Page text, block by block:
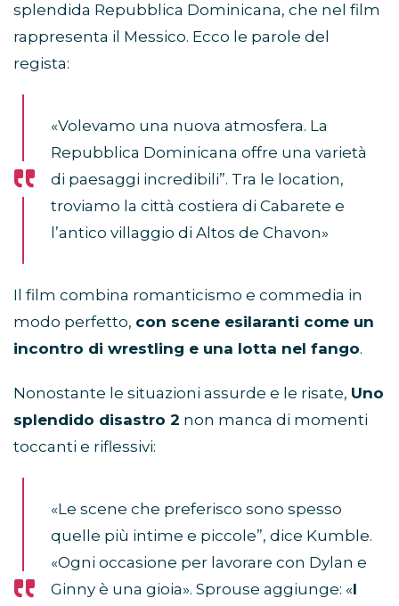
splendida Repubblica Dominicana, che nel film
rappresenta il Messico. Ecco le parole del
regista:
«Volevamo una nuova atmosfera. La
Repubblica Dominicana offre una varietà
di paesaggi incredibili”. Tra le location,
troviamo la città costiera di Cabarete e
l’antico villaggio di Altos de Chavon»
Il film combina romanticismo e commedia in
modo perfetto, con scene esilaranti come un
incontro di wrestling e una lotta nel fango.
Nonostante le situazioni assurde e le risate, Uno
splendido disastro 2 non manca di momenti
toccanti e riflessivi:
«Le scene che preferisco sono spesso
quelle più intime e piccole”, dice Kumble.
«Ogni occasione per lavorare con Dylan e
Ginny è una gioia». Sprouse aggiunge: «I